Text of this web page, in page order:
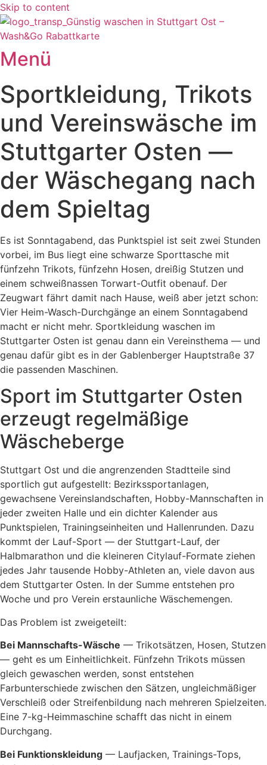
Skip to content
Menü
Sportkleidung, Trikots
und Vereinswäsche im
Stuttgarter Osten —
der Wäschegang nach
dem Spieltag
Es ist Sonntagabend, das Punktspiel ist seit zwei Stunden
vorbei, im Bus liegt eine schwarze Sporttasche mit
fünfzehn Trikots, fünfzehn Hosen, dreißig Stutzen und
einem schweißnassen Torwart-Outfit obenauf. Der
Zeugwart fährt damit nach Hause, weiß aber jetzt schon:
Vier Heim-Wasch-Durchgänge an einem Sonntagabend
macht er nicht mehr. Sportkleidung waschen im
Stuttgarter Osten ist genau dann ein Vereinsthema — und
genau dafür gibt es in der Gablenberger Hauptstraße 37
die passenden Maschinen.
Sport im Stuttgarter Osten
erzeugt regelmäßige
Wäscheberge
Stuttgart Ost und die angrenzenden Stadtteile sind
sportlich gut aufgestellt: Bezirkssportanlagen,
gewachsene Vereinslandschaften, Hobby-Mannschaften in
jeder zweiten Halle und ein dichter Kalender aus
Punktspielen, Trainingseinheiten und Hallenrunden. Dazu
kommt der Lauf-Sport — der Stuttgart-Lauf, der
Halbmarathon und die kleineren Citylauf-Formate ziehen
jedes Jahr tausende Hobby-Athleten an, viele davon aus
dem Stuttgarter Osten. In der Summe entstehen pro
Woche und pro Verein erstaunliche Wäschemengen.
Das Problem ist zweigeteilt:
Bei Mannschafts-Wäsche — Trikotsätzen, Hosen, Stutzen
— geht es um Einheitlichkeit. Fünfzehn Trikots müssen
gleich gewaschen werden, sonst entstehen
Farbunterschiede zwischen den Sätzen, ungleichmäßiger
Verschleiß oder Streifenbildung nach mehreren Spielzeiten.
Eine 7-kg-Heimmaschine schafft das nicht in einem
Durchgang.
Bei Funktionskleidung — Laufjacken, Trainings-Tops,